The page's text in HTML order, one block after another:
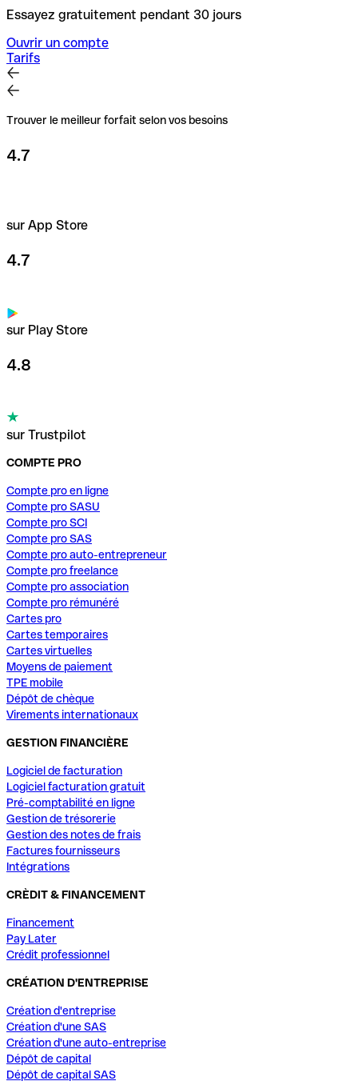
Essayez gratuitement pendant 30 jours
Ouvrir un compte
Tarifs
Trouver le meilleur forfait selon vos besoins
4.7
sur App Store
4.7
sur Play Store
4.8
sur Trustpilot
COMPTE PRO
Compte pro en ligne
Compte pro SASU
Compte pro SCI
Compte pro SAS
Compte pro auto-entrepreneur
Compte pro freelance
Compte pro association
Compte pro rémunéré
Cartes pro
Cartes temporaires
Cartes virtuelles
Moyens de paiement
TPE mobile
Dépôt de chèque
Virements internationaux
GESTION FINANCIÈRE
Logiciel de facturation
Logiciel facturation gratuit
Pré-comptabilité en ligne
Gestion de trésorerie
Gestion des notes de frais
Factures fournisseurs
Intégrations
CRÈDIT & FINANCEMENT
Financement
Pay Later
Crédit professionnel
CRÉATION D'ENTREPRISE
Création d'entreprise
Création d'une SAS
Création d'une auto-entreprise
Dépôt de capital
Dépôt de capital SAS